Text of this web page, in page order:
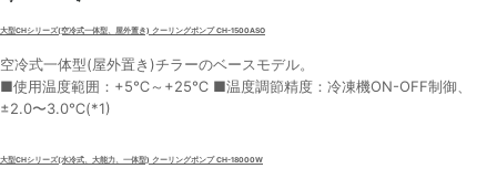
大型CHシリーズ(空冷式一体型、屋外置き) クーリングポンプ CH-1500ASO
空冷式一体型(屋外置き)チラーのベースモデル。
■使用温度範囲：+5℃～+25℃ ■温度調節精度：冷凍機ON-OFF制御、
±2.0〜3.0℃(*1)
大型CHシリーズ(水冷式、大能力、一体型) クーリングポンプ CH-18000W